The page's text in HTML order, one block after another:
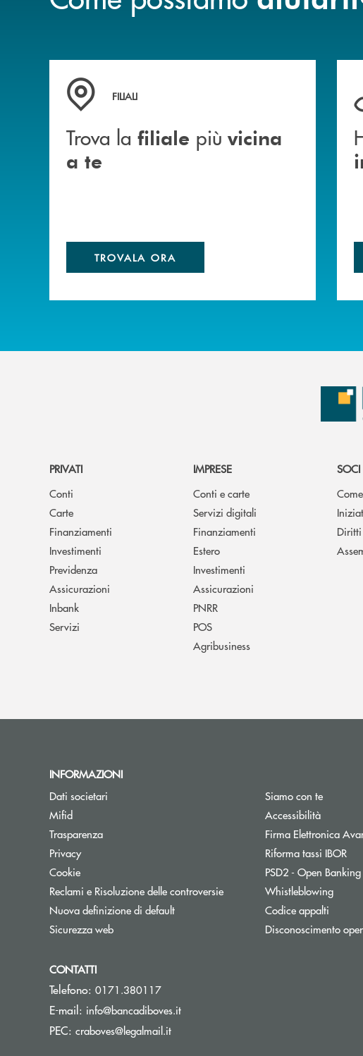
Trova la filiale&nbsp; più vicina a te
FILIALI
Trova la filiale più vicina
a te
TROVALA ORA
PRIVATI
Conti
Carte
Finanziamenti
Investimenti
Previdenza
Assicurazioni
Inbank
Servizi
IMPRESE
Conti e carte
Servizi digitali
Finanziamenti
Estero
Investimenti
Assicurazioni
PNRR
POS
Agribusiness
SOCI
INFORMAZIONI
Dati societari
MifidApre una nuova finestra
Trasparenza
Privacy
Cookie
Reclami e Risoluzione delle controversie
Nuova definizione di default
Sicurezza web
Siamo con te
Accessibilità
Firma Elettronica
Riforma tassi IBOR
PSD2 - Open Banking
Whistleblowing
Codice appalti
Disconoscimento
CONTATTI
Telefono: 0171.380117
E-mail: info@bancadiboves.it(si apre l’app di posta elettronica)
PEC: craboves@legalmail.it(si apre l’app di posta elettronica)